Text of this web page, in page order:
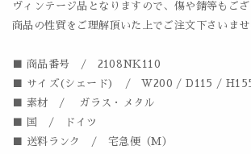
ヴィンテージ品となりますので、傷や錆等もござ
商品の性質をご理解頂いた上でご注文下さいませ
■ 商品番号 / 2108NK110
■ サイズ(シェード) / W200 / D115 /
■ 素材 / ガラス・メタル
■ 国 / ドイツ
■ 送料ランク / 宅急便（M）